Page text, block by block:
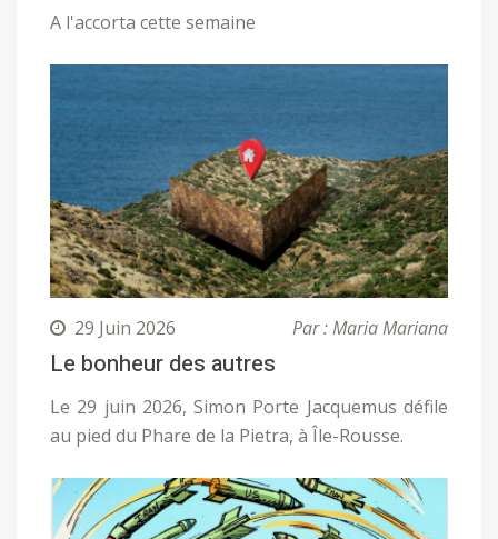
A l'accorta cette semaine
29 Juin 2026 Par : Maria Mariana
Le bonheur des autres
Le 29 juin 2026, Simon Porte Jacquemus défile
au pied du Phare de la Pietra, à Île-Rousse.